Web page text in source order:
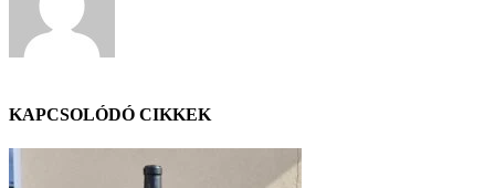
KAPCSOLÓDÓ CIKKEK